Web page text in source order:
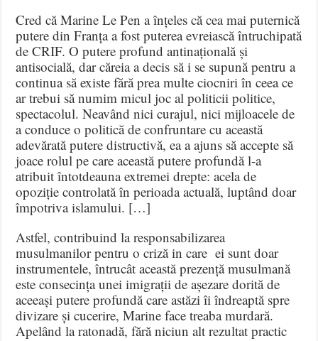
Cred că Marine Le Pen a înțeles că cea mai puternică
putere din Franța a fost puterea evreiască întruchipată
de CRIF. O putere profund antinațională și
antisocială, dar căreia a decis să i se supună pentru a
continua să existe fără prea multe ciocniri în ceea ce
ar trebui să numim micul joc al politicii politice,
spectacolul. Neavând nici curajul, nici mijloacele de
a conduce o politică de confruntare cu această
adevărată putere distructivă, ea a ajuns să accepte să
joace rolul pe care această putere profundă l-a
atribuit întotdeauna extremei drepte: acela de
opoziție controlată în perioada actuală, luptând doar
împotriva islamului. […]
Astfel, contribuind la responsabilizarea
musulmanilor pentru o criză in care ei sunt doar
instrumentele, întrucât această prezență musulmană
este consecința unei imigrații de așezare dorită de
aceeași putere profundă care astăzi îi îndreaptă spre
divizare și cucerire, Marine face treaba murdară.
Apelând la ratonadă, fără niciun alt rezultat practic